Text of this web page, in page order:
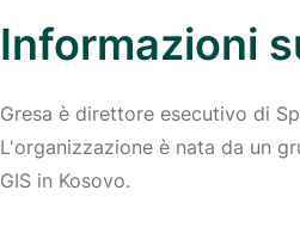
Informazioni
Gresa è direttore esecutivo di
L'organizzazione è nata da un
GIS in Kosovo.